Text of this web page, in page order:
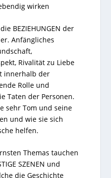
wirken
BEZIEHUNGEN der
Anfängliches
Rivalität zu Liebe
innerhalb der
Rolle und
Taten der Personen.
sehr Tom und seine
und wie sie sich
helfen.
Themas tauchen
SZENEN und
die Geschichte